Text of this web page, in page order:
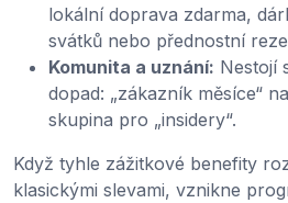
lokální doprava zdarma,
svátků nebo přednostní
Komunita a uznání: Nestojí
dopad: „zákazník měsíce“
skupina pro „insidery“.
Když tyhle zážitkové benefity
klasickými slevami, vznikne